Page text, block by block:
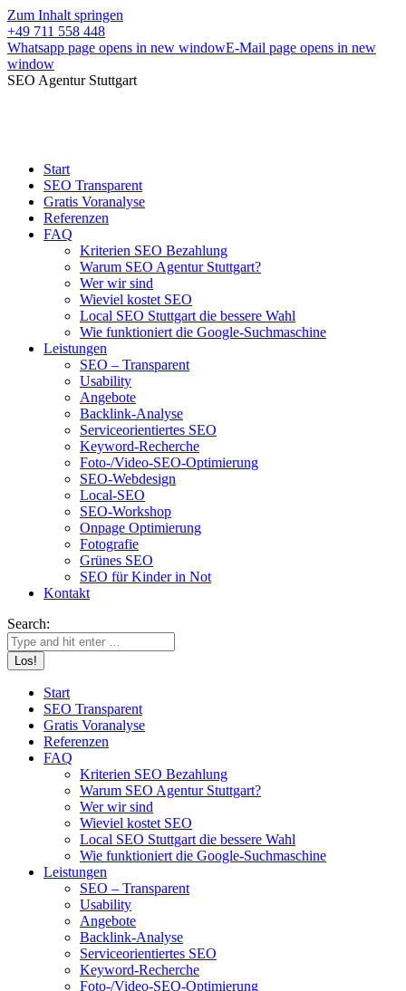
Zum Inhalt springen
+49 711 558 448
Whatsapp page opens in new windowE-Mail page opens in new
window
SEO Agentur Stuttgart
Start
SEO Transparent
Gratis Voranalyse
Referenzen
FAQ
Kriterien SEO Bezahlung
Warum SEO Agentur Stuttgart?
Wer wir sind
Wieviel kostet SEO
Local SEO Stuttgart die bessere Wahl
Wie funktioniert die Google-Suchmaschine
Leistungen
SEO – Transparent
Usability
Angebote
Backlink-Analyse
Serviceorientiertes SEO
Keyword-Recherche
Foto-/Video-SEO-Optimierung
SEO-Webdesign
Local-SEO
SEO-Workshop
Onpage Optimierung
Fotografie
Grünes SEO
SEO für Kinder in Not
Kontakt
Search:
Start
SEO Transparent
Gratis Voranalyse
Referenzen
FAQ
Kriterien SEO Bezahlung
Warum SEO Agentur Stuttgart?
Wer wir sind
Wieviel kostet SEO
Local SEO Stuttgart die bessere Wahl
Wie funktioniert die Google-Suchmaschine
Leistungen
SEO – Transparent
Usability
Angebote
Backlink-Analyse
Serviceorientiertes SEO
Keyword-Recherche
Foto-/Video-SEO-Optimierung